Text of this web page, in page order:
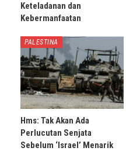
Keteladanan dan
Kebermanfaatan
PALESTINA
Hms: Tak Akan Ada
Perlucutan Senjata
Sebelum ‘Israel’ Menarik